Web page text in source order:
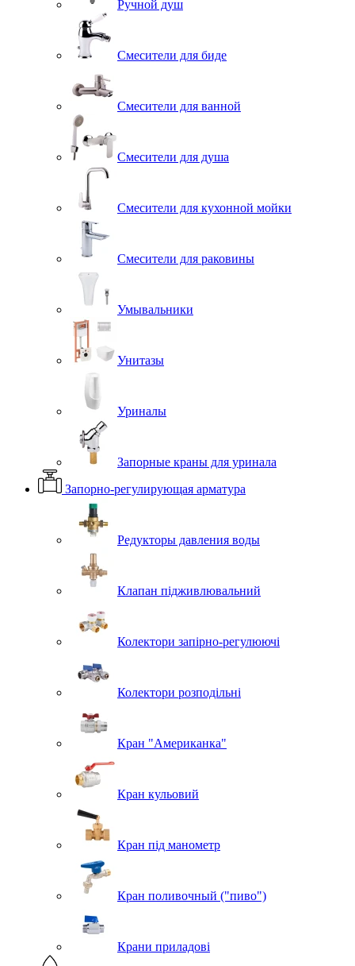
Ручной душ
Смесители для биде
Смесители для ванной
Смесители для душа
Смесители для кухонной мойки
Смесители для раковины
Умывальники
Унитазы
Уриналы
Запорные краны для уринала
Запорно-регулирующая арматура
Редукторы давления воды
Клапан підживлювальний
Колектори запірно-регулюючі
Колектори розподільні
Кран "Американка"
Кран кульовий
Кран під манометр
Кран поливочный ("пиво")
Крани приладові